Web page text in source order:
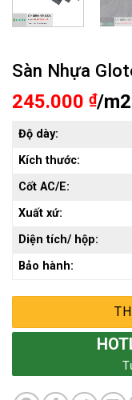
Sàn Nhựa
245.000 ₫/m2
Độ dày:
Kích thước:
Cốt AC/E:
Xuất xứ:
Diện tích/ hộp:
Bảo hành: